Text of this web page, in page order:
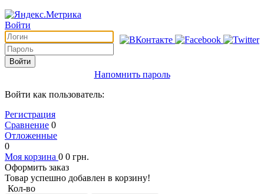
Войти
Войти
Напомнить пароль
Войти как пользователь:
Регистрация
Сравнение 0
Отложенные
0
Моя корзина 0 0 грн.
Оформить заказ
Товар успешно добавлен в корзину!
Кол-во